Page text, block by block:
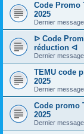
Code Promo
2025
Dernier
ᐅ Code
réduction ᐊ
Dernier
TEMU code
2025
Dernier
Code promo
2025
Dernier